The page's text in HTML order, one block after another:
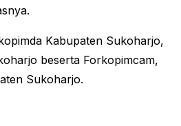
Kabupaten Sukoharjo,
beserta Forkopimcam,
Sukoharjo.